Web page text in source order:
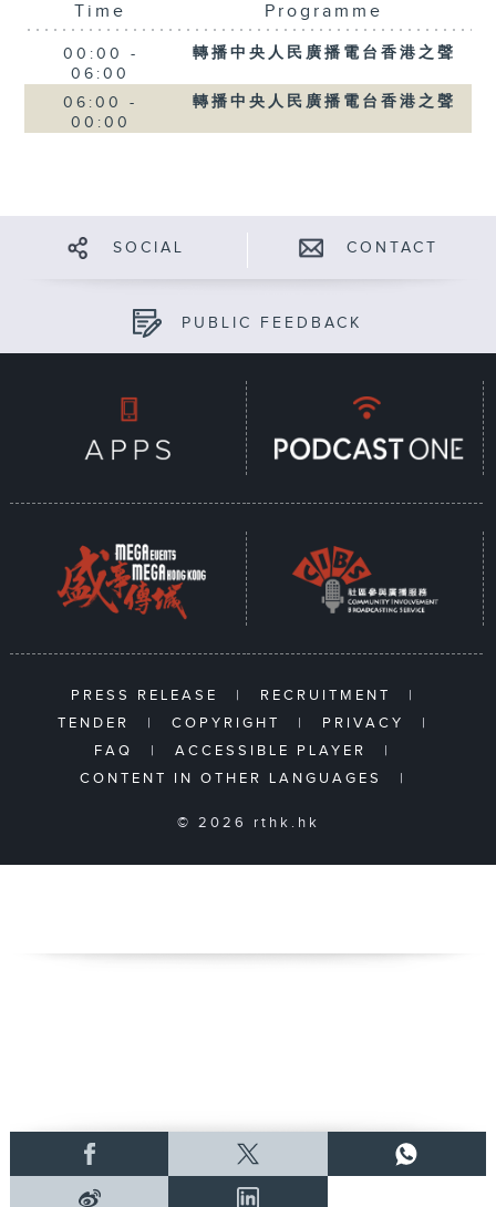
Time Programme
00:00
-
06:00
轉播中央人民廣播電台香港之聲
06:00
-
00:00
轉播中央人民廣播電台香港之聲
SOCIAL CONTACT
PUBLIC FEEDBACK
PRESS RELEASE | RECRUITMENT
|
TENDER
| COPYRIGHT | PRIVACY
|
FAQ
| ACCESSIBLE PLAYER
|
CONTENT IN OTHER LANGUAGES
|
© 2026 rthk.hk